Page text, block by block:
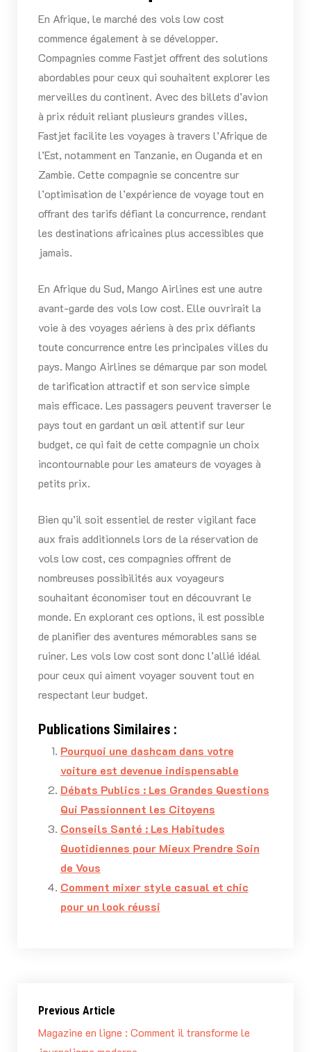
En Afrique, le marché des vols low cost
commence également à se développer.
Compagnies comme Fastjet offrent des solutions
abordables pour ceux qui souhaitent explorer les
merveilles du continent. Avec des billets d’avion
à prix réduit reliant plusieurs grandes villes,
Fastjet facilite les voyages à travers l’Afrique de
l’Est, notamment en Tanzanie, en Ouganda et en
Zambie. Cette compagnie se concentre sur
l’optimisation de l’expérience de voyage tout en
offrant des tarifs défiant la concurrence, rendant
les destinations africaines plus accessibles que
jamais.
En Afrique du Sud, Mango Airlines est une autre
avant-garde des vols low cost. Elle ouvrirait la
voie à des voyages aériens à des prix défiants
toute concurrence entre les principales villes du
pays. Mango Airlines se démarque par son model
de tarification attractif et son service simple
mais efficace. Les passagers peuvent traverser le
pays tout en gardant un œil attentif sur leur
budget, ce qui fait de cette compagnie un choix
incontournable pour les amateurs de voyages à
petits prix.
Bien qu’il soit essentiel de rester vigilant face
aux frais additionnels lors de la réservation de
vols low cost, ces compagnies offrent de
nombreuses possibilités aux voyageurs
souhaitant économiser tout en découvrant le
monde. En explorant ces options, il est possible
de planifier des aventures mémorables sans se
ruiner. Les vols low cost sont donc l’allié idéal
pour ceux qui aiment voyager souvent tout en
respectant leur budget.
Publications Similaires :
Pourquoi une dashcam dans votre
voiture est devenue indispensable
Débats Publics : Les Grandes Questions
Qui Passionnent les Citoyens
Conseils Santé : Les Habitudes
Quotidiennes pour Mieux Prendre Soin
de Vous
Comment mixer style casual et chic
pour un look réussi
Previous Article
Magazine en ligne : Comment il transforme le